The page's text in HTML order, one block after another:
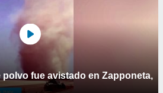
polvo fue avistado en Zapponeta,